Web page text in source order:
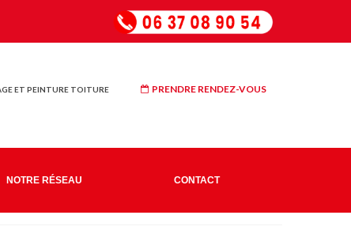
ET PEINTURE TOITURE PRENDRE RENDEZ-VOUS
NOTRE RÉSEAU CONTACT